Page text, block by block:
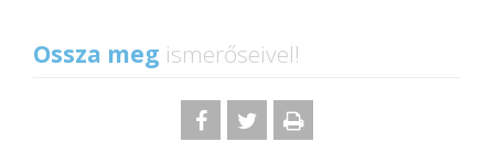
Ossza meg ismerőseivel!